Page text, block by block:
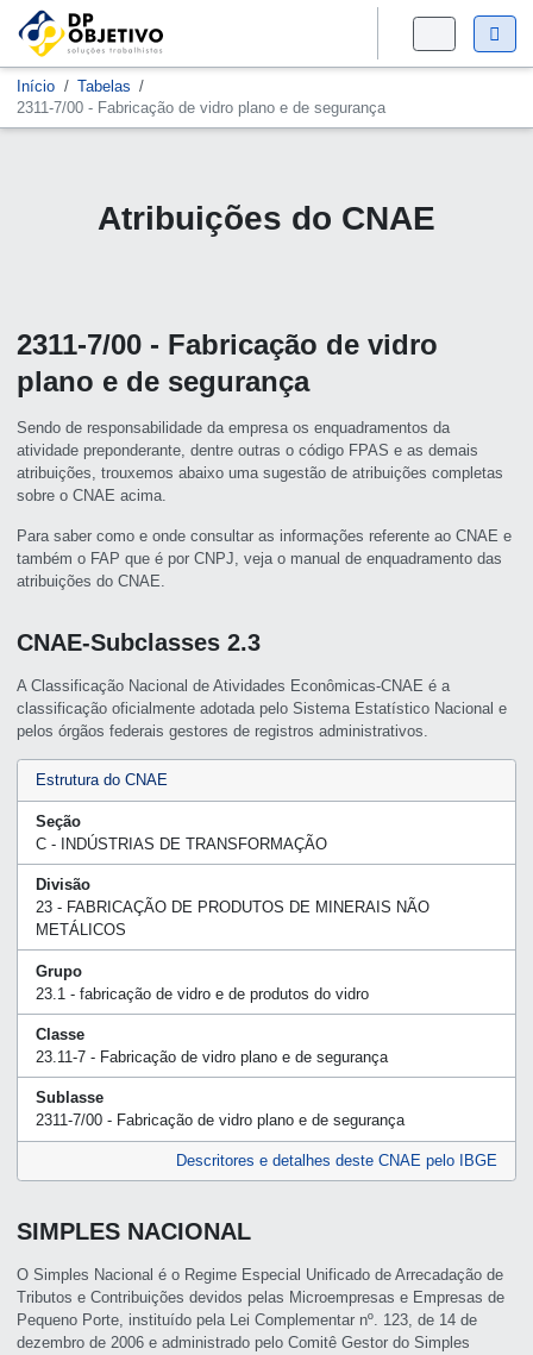
Início
Tabelas
2311-7/00 - Fabricação de vidro plano e de segurança
Atribuições do CNAE
2311-7/00 - Fabricação de vidro
plano e de segurança
Sendo de responsabilidade da empresa os enquadramentos da
atividade preponderante, dentre outras o código FPAS e as demais
atribuições, trouxemos abaixo uma sugestão de atribuições completas
sobre o CNAE acima.
Para saber como e onde consultar as informações referente ao CNAE e
também o FAP que é por CNPJ, veja o manual de enquadramento das
atribuições do CNAE.
CNAE-Subclasses 2.3
A Classificação Nacional de Atividades Econômicas-CNAE é a
classificação oficialmente adotada pelo Sistema Estatístico Nacional e
pelos órgãos federais gestores de registros administrativos.
Estrutura do CNAE
Seção
C - INDÚSTRIAS DE TRANSFORMAÇÃO
Divisão
23 - FABRICAÇÃO DE PRODUTOS DE MINERAIS NÃO
METÁLICOS
Grupo
23.1 - fabricação de vidro e de produtos do vidro
Classe
23.11-7 - Fabricação de vidro plano e de segurança
Sublasse
2311-7/00 - Fabricação de vidro plano e de segurança
Descritores e detalhes deste CNAE pelo IBGE
SIMPLES NACIONAL
O Simples Nacional é o Regime Especial Unificado de Arrecadação de
Tributos e Contribuições devidos pelas Microempresas e Empresas de
Pequeno Porte, instituído pela Lei Complementar nº. 123, de 14 de
dezembro de 2006 e administrado pelo Comitê Gestor do Simples